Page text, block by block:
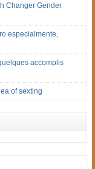
Changer Gender
especialmente,
accomplis
of sexting